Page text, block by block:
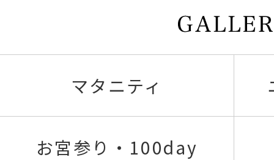
マタニティ
お宮参り・100day